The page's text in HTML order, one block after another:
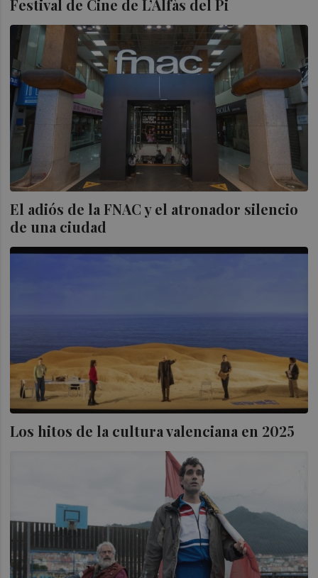
Festival de Cine de L’Alfàs del Pi
El adiós de la FNAC y el atronador silencio
de una ciudad
Los hitos de la cultura valenciana en 2025